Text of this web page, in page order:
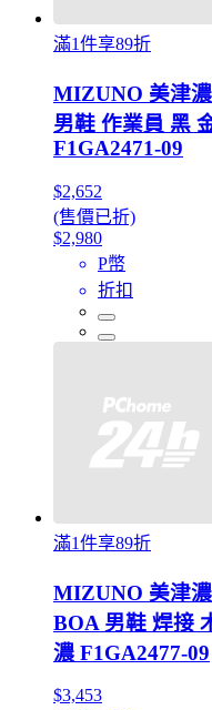
滿1件享89折
MIZUNO 美津
男鞋 作業員 黑
F1GA2471-09
$2,652
(售價已折)
$2,980
P幣
折扣
滿1件享89折
MIZUNO 美津
BOA 男鞋 焊接
濃 F1GA2477-09
$3,453